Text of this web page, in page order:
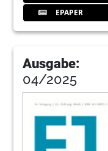
EPAPER
Ausgabe:
04/2025